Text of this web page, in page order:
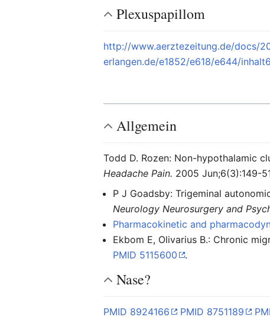
Plexuspapillom
http://www.aerztezeitung.de/docs/
erlangen.de/e1852/e618/e644/
Allgemein
Todd D. Rozen: Non-hypothalamic
Headache Pain. 2005 Jun;6(3):149-
P J Goadsby: Trigeminal
Neurology Neurosurgery and
Pharmacokinetic and
Ekbom E, Olivarius B.: Chronic
PMID 5115600
.
Nase?
PMID 8924166 PMID 8751189